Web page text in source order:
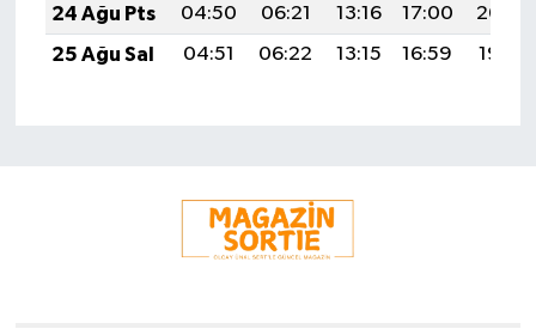
24 Ağu Pts
04:50 06:21 13:16 17:00
20:00
25 Ağu Sal
04:51 06:22 13:15 16:59 19:59